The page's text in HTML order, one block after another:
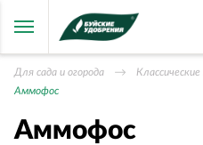
Для сада и огорода
Аммофос
Аммофос